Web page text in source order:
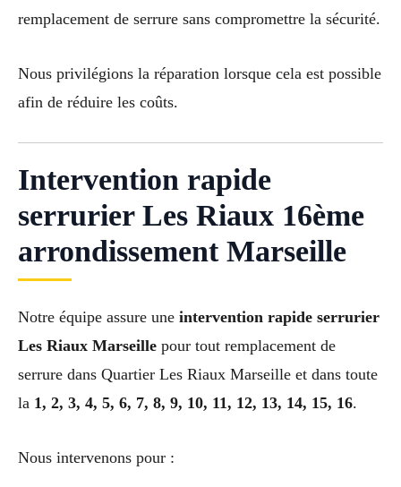
remplacement de serrure sans compromettre la sécurité.
Nous privilégions la réparation lorsque cela est possible
afin de réduire les coûts.
Intervention rapide
serrurier Les Riaux 16ème
arrondissement Marseille
Notre équipe assure une intervention rapide serrurier
Les Riaux Marseille pour tout remplacement de
serrure dans Quartier Les Riaux Marseille et dans toute
la 1, 2, 3, 4, 5, 6, 7, 8, 9, 10, 11, 12, 13, 14, 15, 16.
Nous intervenons pour :